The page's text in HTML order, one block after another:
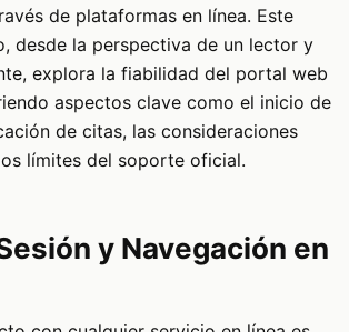
de plataformas en línea. Este
desde la perspectiva de un lector y
explora la fiabilidad del portal web
aspectos clave como el inicio de
de citas, las consideraciones
límites del soporte oficial.
y Navegación en